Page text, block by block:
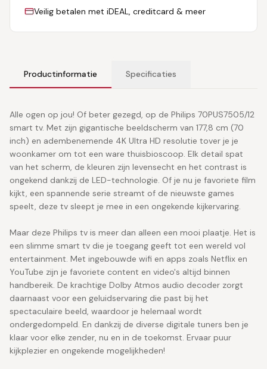
Veilig betalen met iDEAL, creditcard & meer
Productinformatie Specificaties
Alle ogen op jou! Of beter gezegd, op de Philips 70PUS7505/12
smart tv. Met zijn gigantische beeldscherm van 177,8 cm (70
inch) en adembenemende 4K Ultra HD resolutie tover je je
woonkamer om tot een ware thuisbioscoop. Elk detail spat
van het scherm, de kleuren zijn levensecht en het contrast is
ongekend dankzij de LED-technologie. Of je nu je favoriete film
kijkt, een spannende serie streamt of de nieuwste games
speelt, deze tv sleept je mee in een ongekende kijkervaring.
Maar deze Philips tv is meer dan alleen een mooi plaatje. Het is
een slimme smart tv die je toegang geeft tot een wereld vol
entertainment. Met ingebouwde wifi en apps zoals Netflix en
YouTube zijn je favoriete content en video's altijd binnen
handbereik. De krachtige Dolby Atmos audio decoder zorgt
daarnaast voor een geluidservaring die past bij het
spectaculaire beeld, waardoor je helemaal wordt
ondergedompeld. En dankzij de diverse digitale tuners ben je
klaar voor elke zender, nu en in de toekomst. Ervaar puur
kijkplezier en ongekende mogelijkheden!